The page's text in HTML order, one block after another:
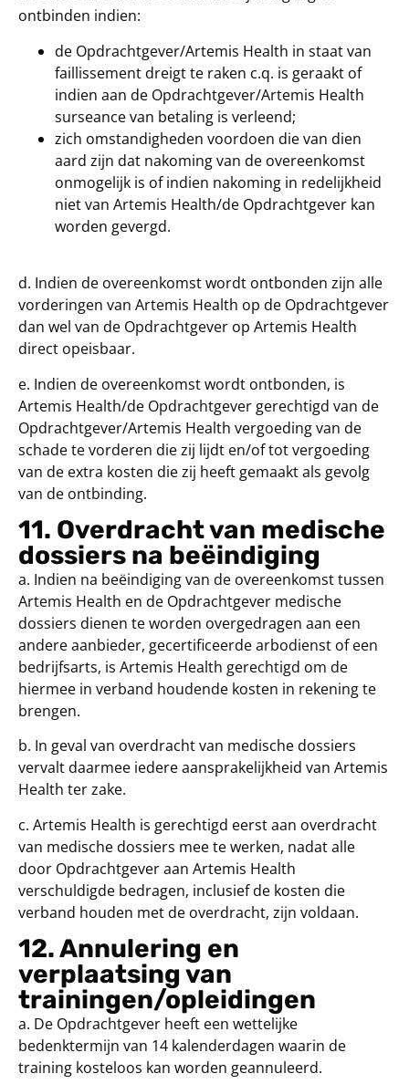
ontbinden indien:
de Opdrachtgever/Artemis Health in staat van
faillissement dreigt te raken c.q. is geraakt of
indien aan de Opdrachtgever/Artemis Health
surseance van betaling is verleend;
zich omstandigheden voordoen die van dien
aard zijn dat nakoming van de overeenkomst
onmogelijk is of indien nakoming in redelijkheid
niet van Artemis Health/de Opdrachtgever kan
worden gevergd.
d. Indien de overeenkomst wordt ontbonden zijn alle
vorderingen van Artemis Health op de Opdrachtgever
dan wel van de Opdrachtgever op Artemis Health
direct opeisbaar.
e. Indien de overeenkomst wordt ontbonden, is
Artemis Health/de Opdrachtgever gerechtigd van de
Opdrachtgever/Artemis Health vergoeding van de
schade te vorderen die zij lijdt en/of tot vergoeding
van de extra kosten die zij heeft gemaakt als gevolg
van de ontbinding.
11. Overdracht van medische
dossiers na beëindiging
a. Indien na beëindiging van de overeenkomst tussen
Artemis Health en de Opdrachtgever medische
dossiers dienen te worden overgedragen aan een
andere aanbieder, gecertificeerde arbodienst of een
bedrijfsarts, is Artemis Health gerechtigd om de
hiermee in verband houdende kosten in rekening te
brengen.
b. In geval van overdracht van medische dossiers
vervalt daarmee iedere aansprakelijkheid van Artemis
Health ter zake.
c. Artemis Health is gerechtigd eerst aan overdracht
van medische dossiers mee te werken, nadat alle
door Opdrachtgever aan Artemis Health
verschuldigde bedragen, inclusief de kosten die
verband houden met de overdracht, zijn voldaan.
12. Annulering en
verplaatsing van
trainingen/opleidingen
a. De Opdrachtgever heeft een wettelijke
bedenktermijn van 14 kalenderdagen waarin de
training kosteloos kan worden geannuleerd.